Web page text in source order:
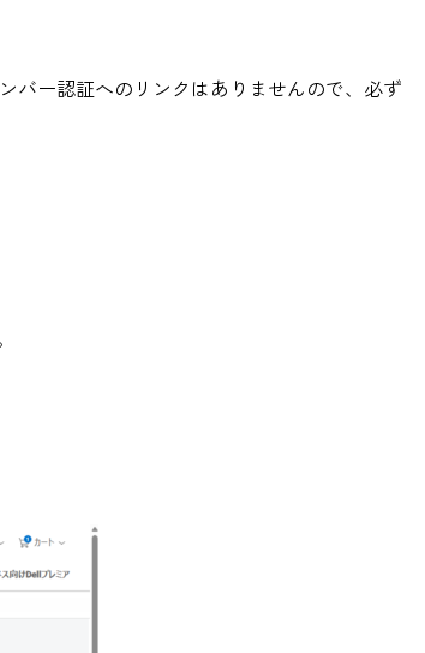
バー認証へのリンクはありませんので、必ず